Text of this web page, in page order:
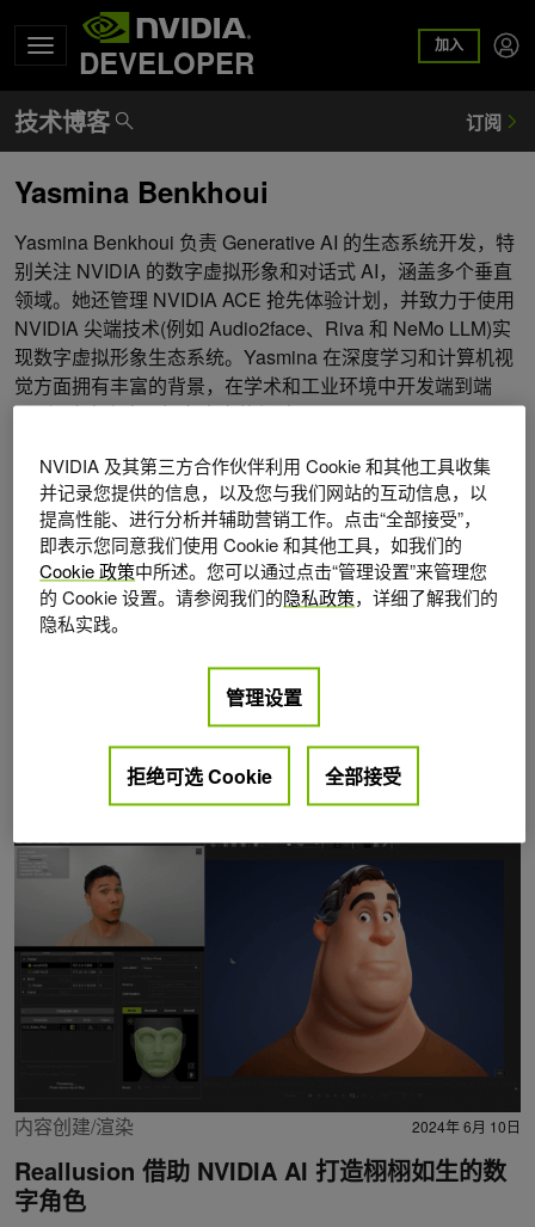
DEVELOPER 加入
Yasmina Benkhoui
Yasmina Benkhoui 负责 Generative AI 的生态系统开发，特
别关注 NVIDIA 的数字虚拟形象和对话式 AI，涵盖多个垂直
领域。她还管理 NVIDIA ACE 抢先体验计划，并致力于使用
NVIDIA 尖端技术(例如 Audio2face、Riva 和 NeMo LLM)实
现数字虚拟形象生态系统。Yasmina 在深度学习和计算机视
觉方面拥有丰富的背景，在学术和工业环境中开发端到端
CV 解决方案方面拥有丰富的经验。
Posts by Yasmina Benkhoui
内容创建/渲染 2024年 6月 10日
Reallusion 借助 NVIDIA AI 打造栩栩如生的数
字角色
NVIDIA 及其第三方合作伙伴利用 Cookie 和其他工具收集
并记录您提供的信息，以及您与我们网站的互动信息，以
提高性能、进行分析并辅助营销工作。点击“全部接受”，
即表示您同意我们使用 Cookie 和其他工具，如我们的
Cookie 政策中所述。您可以通过点击“管理设置”来管理您
的 Cookie 设置。请参阅我们的隐私政策，详细了解我们的
隐私实践。
管理设置
拒绝可选 Cookie 全部接受